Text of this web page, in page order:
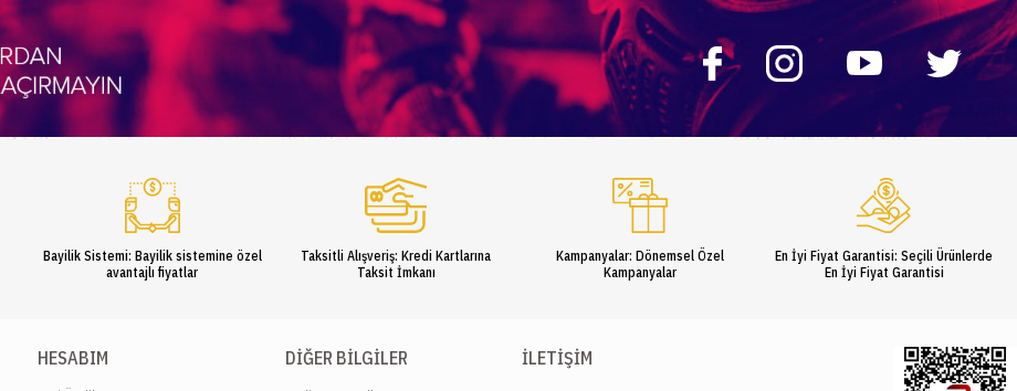
Bayilik Sistemi: Bayilik sistemine özel
avantajlı fiyatlar
Taksitli Alışveriş: Kredi Kartlarına
Taksit İmkanı
Kampanyalar: Dönemsel Özel
Kampanyalar
En İyi Fiyat Garantisi: Seçili Ürünlerde
En İyi Fiyat Garantisi
HESABIM DIĞER BILGILER İLETIŞIM